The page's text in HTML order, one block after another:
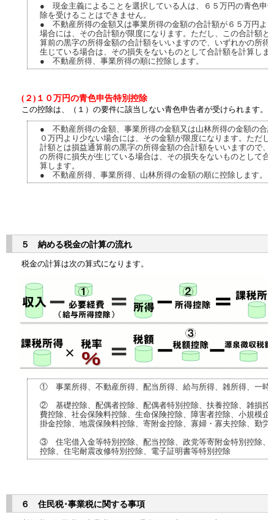
● 現金主義によることを選択している人は、６５万円の青色申
除を受けることはできません。
● 不動産所得の金額又は事業所得の金額の合計額が６５万円よ
場合には、その合計額が限度になります。ただし、この合計額と
算前の黒字の所得金額の合計額をいいますので、いずれかの所得
生じている場合は、その損失をないものとして合計額を計算しま
● 不動産所得、事業所得の順に控除します。
(２)１０万円の青色申告特別控除
この控除は、（１）の要件に該当しない青色申告者が受けられます。
● 不動産所得の金額、事業所得の金額又は山林所得の金額の合
０万円より少ない場合には、その金額が限度になります。ただし
計額とは損益通算前の黒字の所得金額の合計額をいいますので、
の所得に損失が生じている場合は、その損失をないものとして合
算します。
● 不動産所得、事業所得、山林所得の金額の順に控除します。
５ 納める税金の計算の流れ
税金の計算は次の算式になります。
① 事業所得、不動産所得、配当所得、給与所得、雑所得、一時
② 基礎控除、配偶者控除、配偶者特別控除、扶養控除、雑損控
費控除、社会保険料控除、生命保険控除、障害者控除、小規模企
掛金控除、地震保険料控除、寄附金控除、寡婦・寡夫控除、勤労
③ 住宅借入金等特別控除、配当控除、政党等寄附金特別控除、
控除、住宅耐震改修特別控除、電子証明書等特別控除
６ 住民税･事業税に関する事項